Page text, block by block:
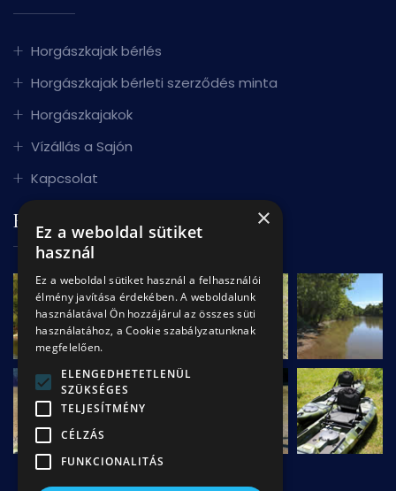
Horgászkajak bérlés
Horgászkajak bérleti szerződés minta
Horgászkajakok
Vízállás a Sajón
Kapcsolat
FOTÓK ×
Ez a weboldal sütiket
használ
Ez a weboldal sütiket használ a felhasználói
élmény javítása érdekében. A weboldalunk
használatával Ön hozzájárul az összes süti
használatához, a Cookie szabályzatunknak
megfelelően.
ELENGEDHETETLENÜL
SZÜKSÉGES
TELJESÍTMÉNY
CÉLZÁS
FUNKCIONALITÁS